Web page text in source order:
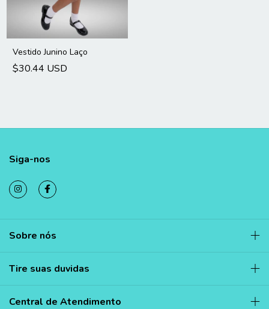
Vestido Junino Laço
$30.44 USD
Siga-nos
Sobre nós
Tire suas duvidas
Central de Atendimento